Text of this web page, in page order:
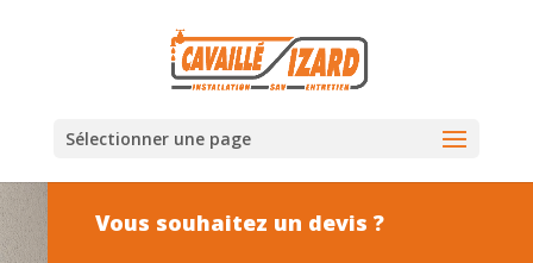
Sélectionner une page
Vous souhaitez un devis ?